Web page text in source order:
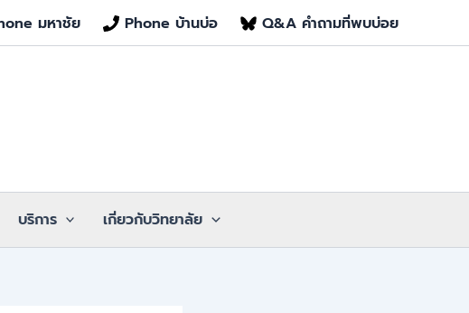
มหาชัย Phone บ้านบ่อ Q&A คำถามที่พบบ่อย
บริการ เกี่ยวกับวิทยาลัย